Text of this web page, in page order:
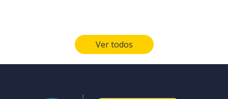
Ver todos